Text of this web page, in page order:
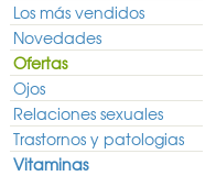
Los más vendidos
Novedades
Ofertas
Ojos
Relaciones sexuales
Trastornos y patologias
Vitaminas